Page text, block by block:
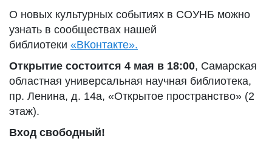
О новых культурных событиях в СОУНБ можно
узнать в сообществах нашей
библиотеки «ВКонтакте».
Открытие состоится 4 мая в 18:00, Самарская
областная универсальная научная библиотека,
пр. Ленина, д. 14а, «Открытое пространство» (2
этаж).
Вход свободный!